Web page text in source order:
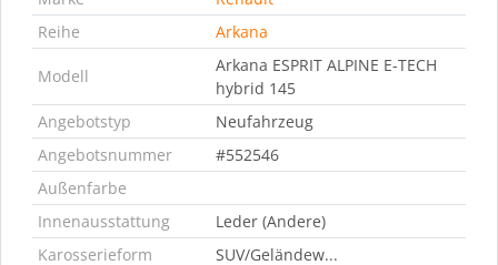
Reihe
Arkana
Modell
Arkana ESPRIT ALPINE E-TECH
hybrid 145
Angebotstyp
Neufahrzeug
Angebotsnummer
#552546
Außenfarbe
Innenausstattung
Leder (Andere)
Karosserieform
SUV/Geländew...